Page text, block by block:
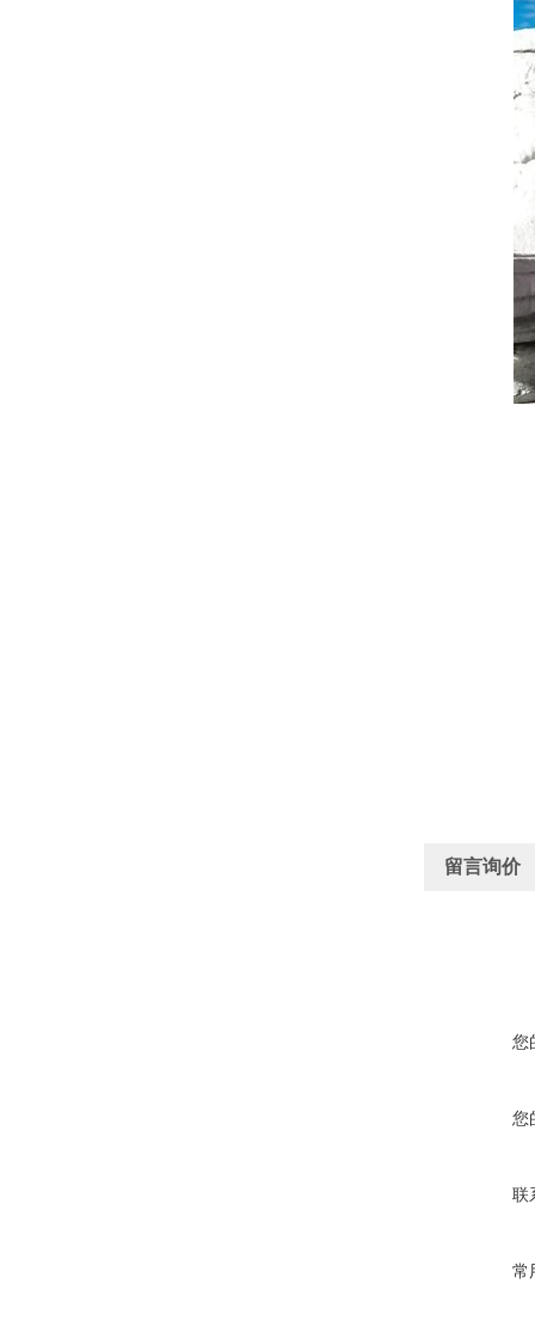
留言询价
您
您
联
常